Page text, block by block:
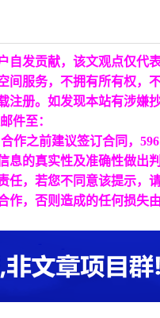
自发贡献，该文观点仅代
间服务，不拥有所有权，
注册。如发现本站有涉嫌
件至：
合作之前建议签订合同，596
息的真实性及准确性做出
任，若您不同意该提示，
作，否则造成的任何损失